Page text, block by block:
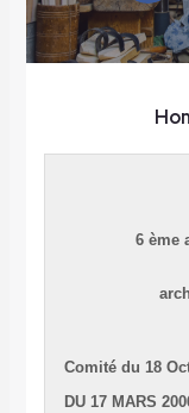
6 ème
Comité du 18
DU 17 MARS